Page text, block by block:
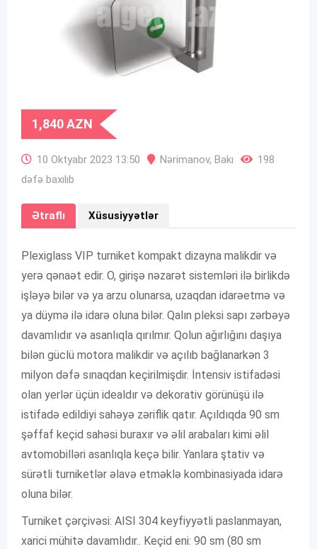
1,840AZN
10 Oktyabr 2023 13:50 Nərimanov, Bakı
198
dəfə baxılıb
Ətraflı Xüsusiyyətlər
Plexiglass VIP turniket kompakt dizayna malikdir və
yerə qənaət edir. O, girişə nəzarət sistemləri ilə birlikdə
işləyə bilər və ya arzu olunarsa, uzaqdan idarəetmə və
ya düymə ilə idarə oluna bilər. Qalın pleksi sapı zərbəyə
davamlıdır və asanlıqla qırılmır. Qolun ağırlığını daşıya
bilən güclü motora malikdir və açılıb bağlanarkən 3
milyon dəfə sınaqdan keçirilmişdir. İntensiv istifadəsi
olan yerlər üçün idealdır və dekorativ görünüşü ilə
istifadə edildiyi sahəyə zəriflik qatır. Açıldıqda 90 sm
şəffaf keçid sahəsi buraxır və əlil arabaları kimi əlil
avtomobilləri asanlıqla keçə bilir. Yanlara ştativ və
sürətli turniketlər əlavə etməklə kombinasiyada idarə
oluna bilər.
Turniket çərçivəsi: AISI 304 keyfiyyətli paslanmayan,
xarici mühitə davamlıdır.. Keçid eni: 90 sm (80 sm